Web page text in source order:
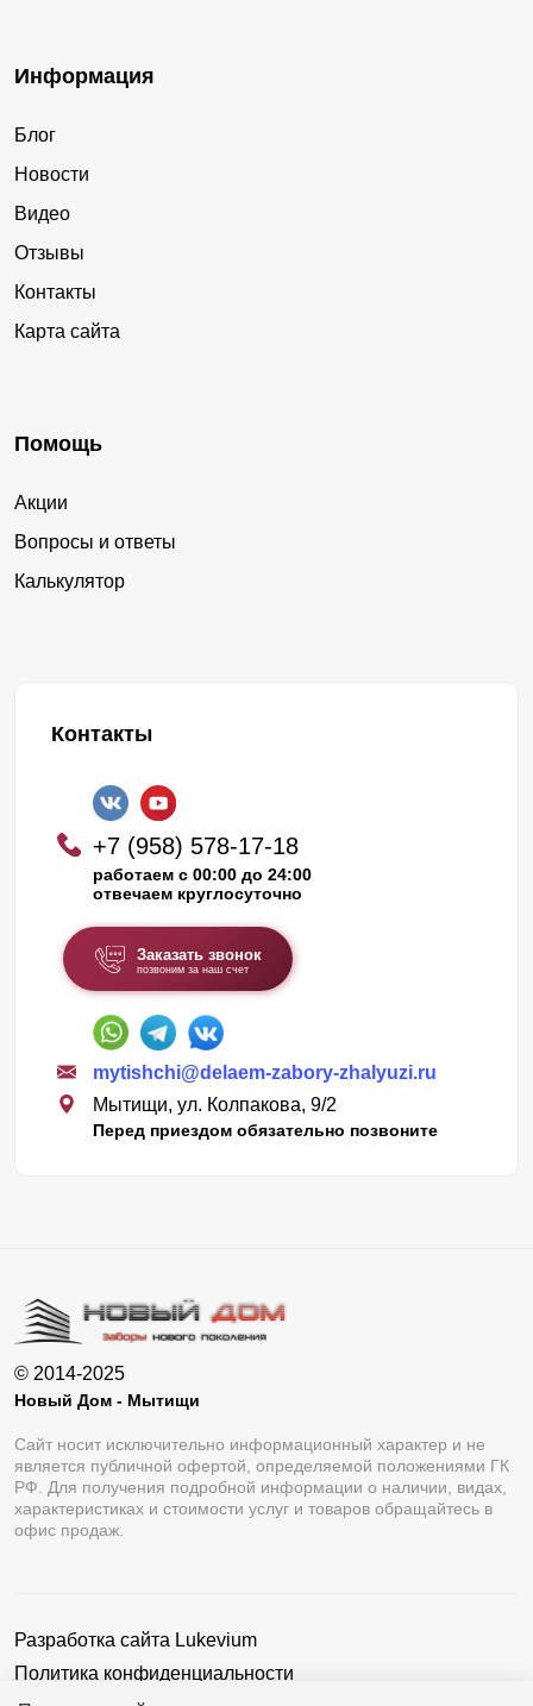
Информация
Блог
Новости
Видео
Отзывы
Контакты
Карта сайта
Помощь
Акции
Вопросы и ответы
Калькулятор
Контакты
+7 (958) 578-17-18
работаем с 00:00 до 24:00
отвечаем круглосуточно
Заказать звонок
позвоним за наш счет
mytishchi@delaem-zabory-zhalyuzi.ru
Мытищи, ул. Колпакова, 9/2
Перед приездом обязательно позвоните
© 2014-2025
Новый Дом - Мытищи
Сайт носит исключительно информационный характер и не
является публичной офертой, определяемой положениями ГК
РФ. Для получения подробной информации о наличии, видах,
характеристиках и стоимости услуг и товаров обращайтесь в
офис продаж.
Разработка сайта Lukevium
Политика конфиденциальности
Пользовательское соглашение